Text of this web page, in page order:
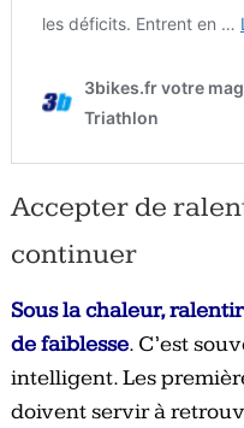
Accepter de
continuer
Sous la chaleur,
de faiblesse. C’est
intelligent. Les
doivent servir à